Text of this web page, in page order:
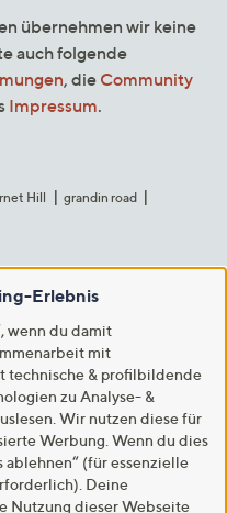
übernehmen wir keine
auch folgende
, die Community
Impressum.
Hill
grandin road
Erlebnis
wenn du damit
mit
technische & profilbildende
zu Analyse- &
Wir nutzen diese für
Werbung. Wenn du dies
ablehnen“ (für essenzielle
Deine
Nutzung dieser Webseite